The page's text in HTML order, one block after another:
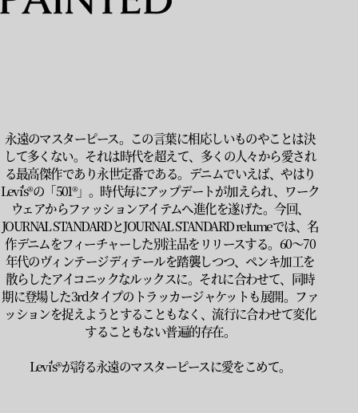
永遠のマスターピース。この言葉に相応しいものやことは決
して多くない。それは時代を超えて、多くの人々から愛され
る最高傑作であり永世定番である。デニムでいえば、やはり
Levi's®の「501®」。時代毎にアップデートが加えられ、ワーク
ウェアからファッションアイテムへ進化を遂げた。今回、
JOURNAL STANDARDとJOURNAL STANDARD relumeでは、名
作デニムをフィーチャーした別注品をリリースする。60〜70
年代のヴィンテージディテールを踏襲しつつ、ペンキ加工を
散らしたアイコニックなルックスに。それに合わせて、同時
期に登場した3rdタイプのトラッカージャケットも展開。ファ
ッションを捉えようとすることもなく、流行に合わせて変化
することもない普遍的存在。
Levi's®が誇る永遠のマスターピースに愛をこめて。